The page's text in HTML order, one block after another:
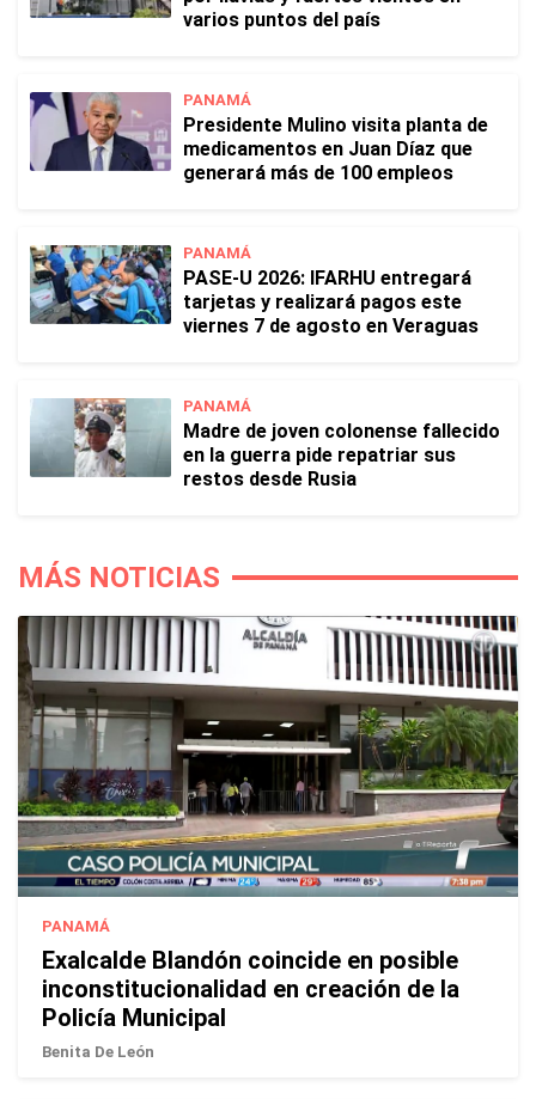
varios puntos del país
PANAMÁ
Presidente Mulino visita planta de
medicamentos en Juan Díaz que
generará más de 100 empleos
PANAMÁ
PASE-U 2026: IFARHU entregará
tarjetas y realizará pagos este
viernes 7 de agosto en Veraguas
PANAMÁ
Madre de joven colonense fallecido
en la guerra pide repatriar sus
restos desde Rusia
MÁS NOTICIAS
PANAMÁ
Exalcalde Blandón coincide en posible
inconstitucionalidad en creación de la
Policía Municipal
Benita De León